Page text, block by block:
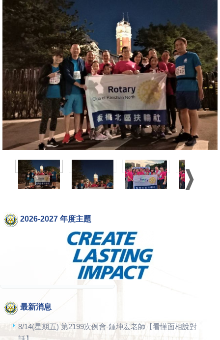
2026-2027 年度主題
最新消息
8/14(星期五) 第2199次例會-鍾坤宏老師【看懂面相說對